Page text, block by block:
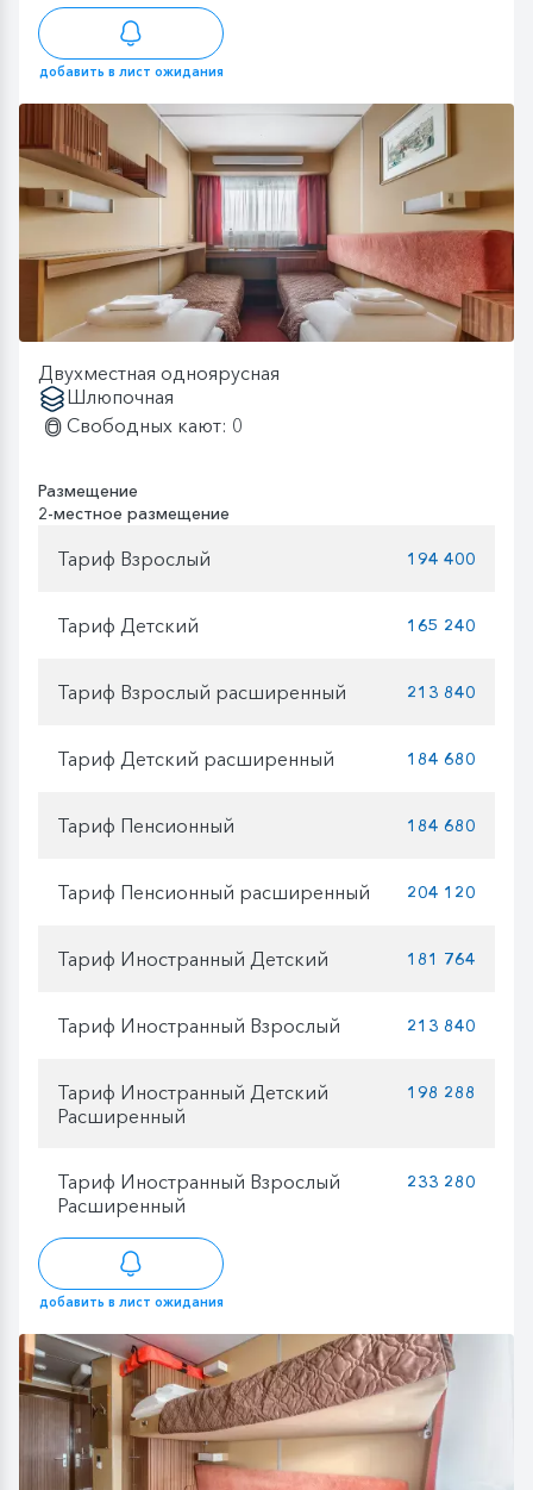
добавить в лист ожидания
Двухместная одноярусная
Шлюпочная
Свободных кают: 0
Размещение
2-местное размещение
Тариф Взрослый 194 400
Тариф Детский 165 240
Тариф Взрослый расширенный 213 840
Тариф Детский расширенный 184 680
Тариф Пенсионный 184 680
Тариф Пенсионный расширенный 204 120
Тариф Иностранный Детский 181 764
Тариф Иностранный Взрослый 213 840
Тариф Иностранный Детский
Расширенный
198 288
Тариф Иностранный Взрослый
Расширенный
233 280
добавить в лист ожидания